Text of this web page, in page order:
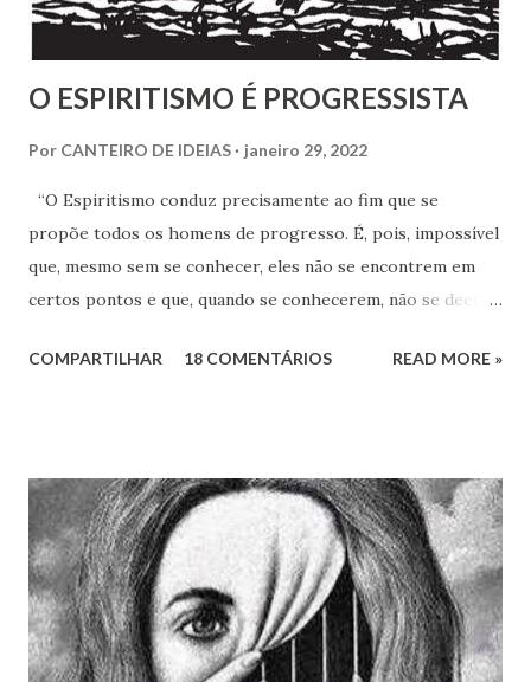
O ESPIRITISMO É PROGRESSISTA
Por CANTEIRO DE IDEIAS janeiro 29, 2022
“O Espiritismo conduz precisamente ao fim que se
propõe todos os homens de progresso. É, pois, impossível
que, mesmo sem se conhecer, eles não se encontrem em
certos pontos e que, quando se conhecerem, não se deem -
inimigos comuns: os preconceitos sociais, a rotina, o
mais rico e produtivo por ele nos é ofertado. As relações
que a Doutrina Espírita estabelece com as questões sociais
e as ciências humanas, nos faculta, nos muni de
conhecimentos, condições e recursos para atravessarmos
as nossas encarnações como Espíritos mais atuantes com o
mundo social ao qual fazemos parte.
COMPARTILHAR 18 COMENTÁRIOS READ MORE »